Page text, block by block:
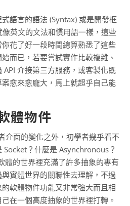
語言的語法 (Syntax) 或是開發框
英文的文法和慣用語一樣，這些
花了好一段時間總算熟悉了這些
而已，若要嘗試實作比較複雜、
介接第三方服務，或客製化既
愈來愈龐大，馬上就超乎自己能
體物件
介面的變化之外，初學者幾乎看不
Socket？什麼是 Asynchronous？
體的世界裡充滿了許多抽象的專有
實體世界的關聯性去理解，不過
軟體物件功能又非常強大而且相
在一個高度抽象的世界裡打轉。